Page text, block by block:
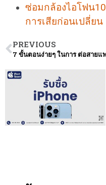
ซ่อมกล้องไอโฟน
การเสียก่อนเปลี่ยน
PREVIOUS